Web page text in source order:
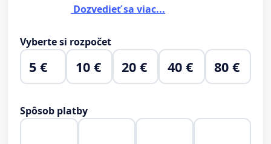
Dozvedieť sa viac...
Vyberte si rozpočet
5 € 10 € 20 € 40 € 80 €
Spôsob platby